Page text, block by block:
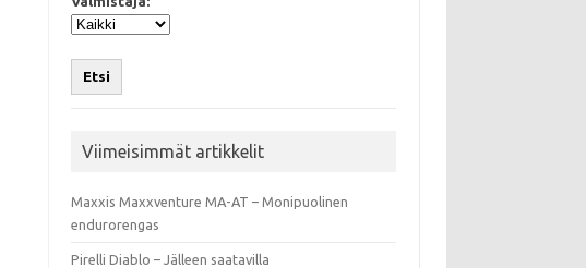
Etsi
Viimeisimmät artikkelit
Maxxis Maxxventure MA-AT – Monipuolinen
endurorengas
Pirelli Diablo – Jälleen saatavilla